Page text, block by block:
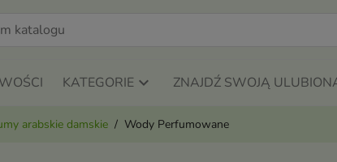
KATEGORIE ZNAJDŹ SWOJĄ
arabskie damskie Wody Perfumowane